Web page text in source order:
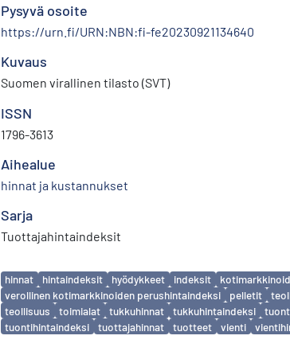
Pysyvä osoite
https://urn.fi/URN:NBN:fi-fe20230921134640
Kuvaus
Suomen virallinen tilasto (SVT)
ISSN
1796-3613
Aihealue
hinnat ja kustannukset
Sarja
Tuottajahintaindeksit
Avainsanat
hinnat hintaindeksit hyödykkeet indeksit
verollinen kotimarkkinoiden perushintaindeksi
pelletit
teollisuus
toimialat tukkuhinnat tukkuhintaindeksi
tuontihintaindeksi
tuottajahinnat tuotteet vienti